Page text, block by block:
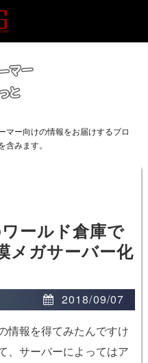
マー向けの情報をお届けするブロ
みます。
ワールド倉庫で
メガサーバー化
2018/09/07
情報を得てみたんですけ
、サーバーによってはア